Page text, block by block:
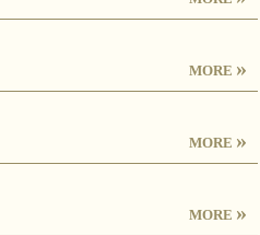
MORE »
MORE »
MORE »